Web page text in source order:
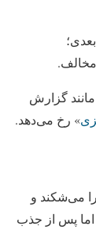
مانند گزارش
» رخ می‌دهد.
می‌شکند و
اما پس از جذب